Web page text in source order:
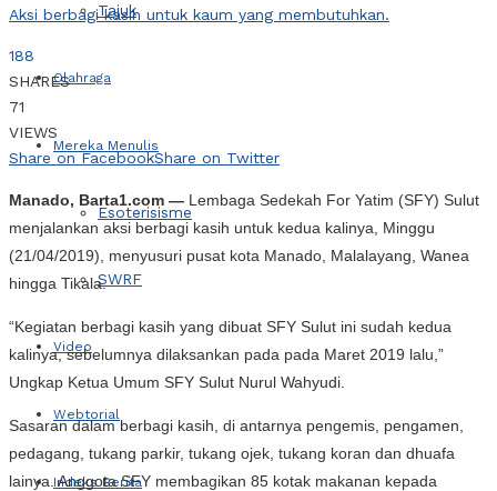
Tajuk
Olahraga
Mereka Menulis
Esoterisisme
SWRF
Video
Webtorial
Indeks Berita
Aksi berbagi kasih untuk kaum yang membutuhkan.
188
SHARES
71
VIEWS
Share on FacebookShare on Twitter
Manado, Barta1.com — Lembaga Sedekah For Yatim (SFY) Sulut
menjalankan aksi berbagi kasih untuk kedua kalinya, Minggu
(21/04/2019), menyusuri pusat kota Manado, Malalayang, Wanea
hingga Tikala.
“Kegiatan berbagi kasih yang dibuat SFY Sulut ini sudah kedua
kalinya, sebelumnya dilaksankan pada pada Maret 2019 lalu,”
Ungkap Ketua Umum SFY Sulut Nurul Wahyudi.
Sasaran dalam berbagi kasih, di antarnya pengemis, pengamen,
pedagang, tukang parkir, tukang ojek, tukang koran dan dhuafa
lainya. Anggota SFY membagikan 85 kotak makanan kepada